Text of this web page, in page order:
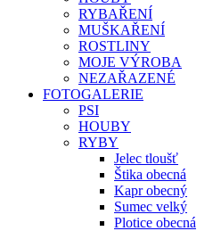
RYBAŘENÍ
MUŠKAŘENÍ
ROSTLINY
MOJE VÝROBA
NEZAŘAZENÉ
FOTOGALERIE
PSI
HOUBY
RYBY
Jelec tloušť
Štika obecná
Kapr obecný
Sumec velký
Plotice obecná